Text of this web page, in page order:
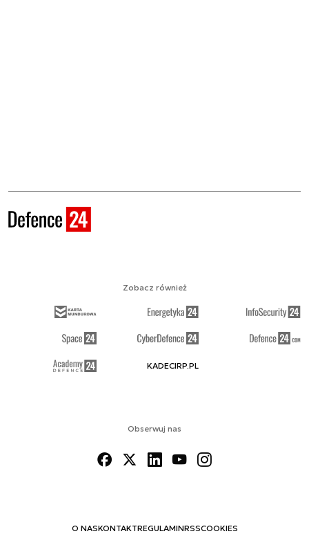
Obserwuj nas
O NASKONTAKTREGULAMINRSSCOOKIES
Zobacz również
KADECIRP.PL